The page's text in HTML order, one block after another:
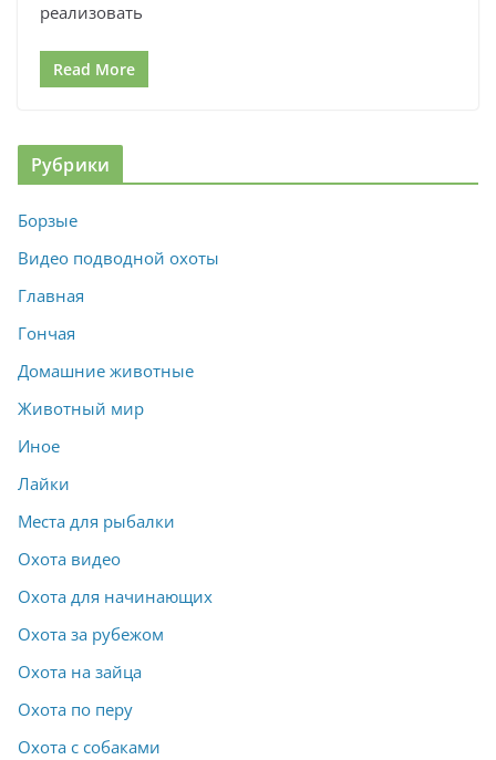
реализовать
Read More
Рубрики
Борзые
Видео подводной охоты
Главная
Гончая
Домашние животные
Животный мир
Иное
Лайки
Места для рыбалки
Охота видео
Охота для начинающих
Охота за рубежом
Охота на зайца
Охота по перу
Охота с собаками